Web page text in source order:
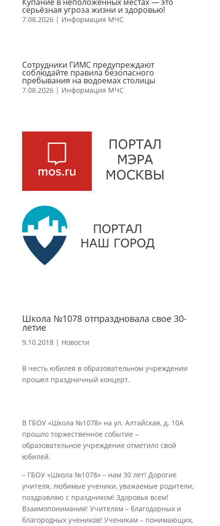
серьёзная угроза жизни и здоровью!
7.08.2026| Информация МЧС
Сотрудники ГИМС предупреждают
соблюдайте правила безопасного
пребывания на водоемах столицы
7.08.2026| Информация МЧС
Школа №1078 отпраздновала свое 30-
летие
9.10.2018| Новости
В честь юбилея в образовательном учреждении
прошел праздничный концерт.
В ГБОУ «Школа №1078» на ул. Алтайская, д. 10А
прошло торжественное событие –
образовательное учреждение отметило свой
юбилей.
– ГБОУ «Школа №1078» – нам 30 лет! Дорогие
учителя, любимые ученики, уважаемые родители,
поздравляю с праздником! Здоровья всем!
Взаимопонимания! Учителям – благодарных и
благородных учеников! Ученикам – понимающих,